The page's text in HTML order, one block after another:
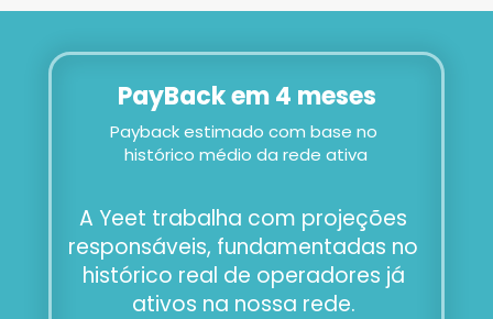
PayBack em 4 meses
Payback estimado com base no
histórico médio da rede ativa
A Yeet trabalha com projeções
responsáveis, fundamentadas no
histórico real de operadores já
ativos na nossa rede.